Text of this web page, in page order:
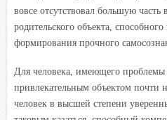
вовсе отсутствовал большую
родительского объекта,
формирования прочного
Для человека, имеющего проблемы
привлекательным объектом почти
человек в высшей степени